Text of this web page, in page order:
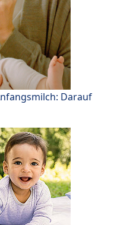
Darauf